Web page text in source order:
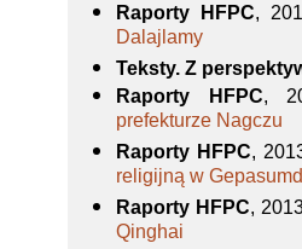
Raporty HFPC,
Dalajlamy
Teksty. Z
Raporty HFPC,
prefekturze Nagczu
Raporty HFPC,
religijną w
Raporty HFPC,
Qinghai